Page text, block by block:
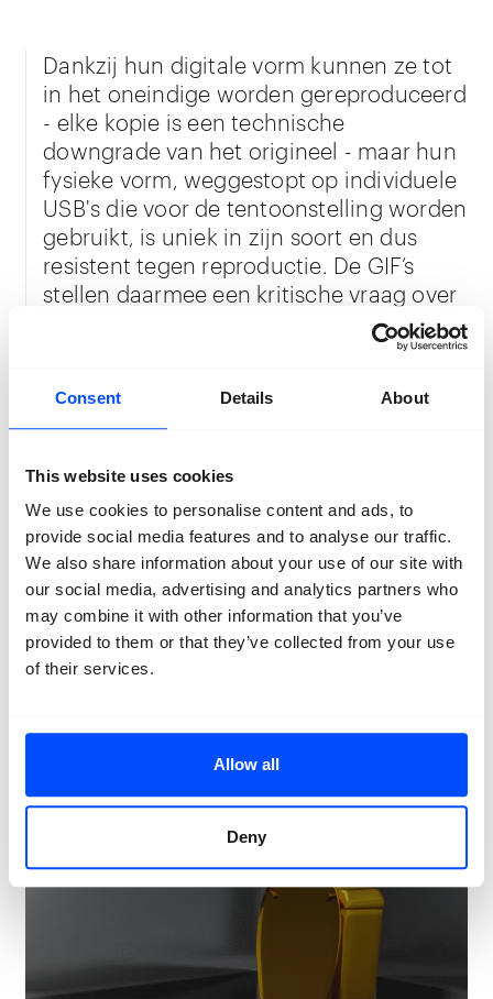
Consent Details About
This website uses cookies
We use cookies to personalise content and ads, to
provide social media features and to analyse our traffic.
We also share information about your use of our site with
our social media, advertising and analytics partners who
may combine it with other information that you’ve
provided to them or that they’ve collected from your use
of their services.
Allow all
Deny
Dankzij hun digitale vorm kunnen ze tot
in het oneindige worden gereproduceerd
- elke kopie is een technische
downgrade van het origineel - maar hun
fysieke vorm, weggestopt op individuele
USB's die voor de tentoonstelling worden
gebruikt, is uniek in zijn soort en dus
resistent tegen reproductie. De GIF’s
stellen daarmee een kritische vraag over
de waarde van het hedendaagse
kunstobject. Wat heeft onze toekomst te
materialisme, in het kielzog van het
hybride kunstobject en zijn voortdurende
strijd om authenticiteit?
Over Noor Boiten
Noor Boiten (1999, Utrecht, Nederland) is een
multimediakunstenaar die werkt met video, fotografie
en installatie, met een bijzondere interesse in filosofie.
Boiten woont en werkt in Rotterdam en studeert
momenteel Photography, Film & the Digital aan de St.
Locatie:Station